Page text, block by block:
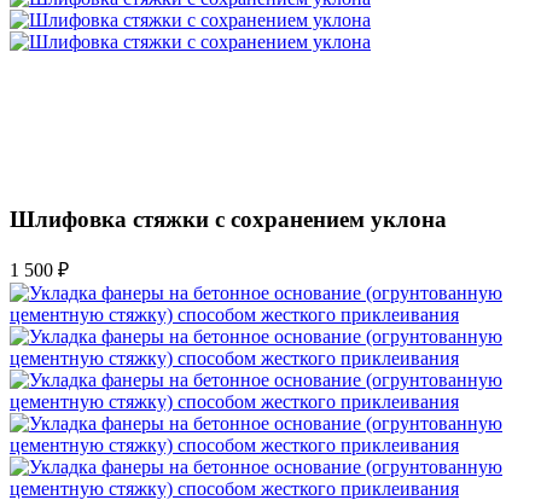
Шлифовка стяжки с сохранением уклона
1 500 ₽